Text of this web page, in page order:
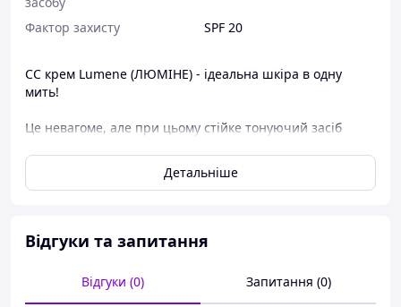
Фактор захисту SPF 20
CC крем Lumene (ЛЮМІНЕ) - ідеальна шкіра в одну
мить!
Це невагоме, але при цьому стійке тонуючий засіб
високої концентрації колірних пігментів.
підлаштовується під її природний тон.
візуально звужує пори і надійно маскує почервоніння і
Детальніше
Відгуки та запитання
Відгуки (0) Запитання (0)